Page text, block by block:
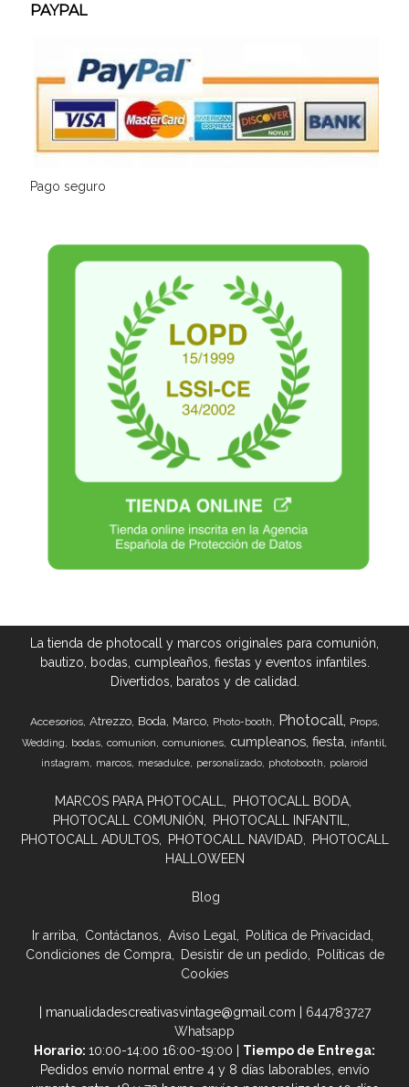
PAYPAL
Pago seguro
La tienda de photocall y marcos originales para comunión,
bautizo, bodas, cumpleaños, fiestas y eventos infantiles.
Divertidos, baratos y de calidad.
Accesorios Atrezzo Boda Marco Photo-booth Photocall Props
Wedding bodas comunion comuniones cumpleanos fiesta infantil
instagram marcos mesadulce personalizado photobooth polaroid
MARCOS PARA PHOTOCALL
PHOTOCALL BODA
PHOTOCALL COMUNIÓN
PHOTOCALL INFANTIL
PHOTOCALL ADULTOS
PHOTOCALL NAVIDAD
PHOTOCALL
HALLOWEEN
Blog
Ir arriba Contáctanos Aviso Legal
Política de Privacidad
Condiciones de Compra
Desistir de un pedido
Políticas de
Cookies
| manualidadescreativasvintage@gmail.com | 644783727
Whatsapp
Horario: 10:00-14:00 16:00-19:00 | Tiempo de Entrega:
Pedidos envío normal entre 4 y 8 días laborables, envío